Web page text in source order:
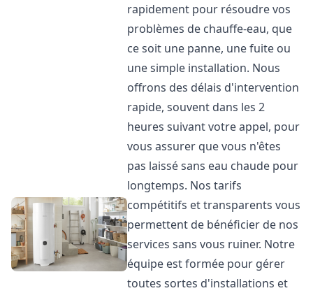
rapidement pour résoudre vos
problèmes de chauffe-eau, que
ce soit une panne, une fuite ou
une simple installation. Nous
offrons des délais d'intervention
rapide, souvent dans les 2
heures suivant votre appel, pour
vous assurer que vous n'êtes
pas laissé sans eau chaude pour
longtemps. Nos tarifs
compétitifs et transparents vous
permettent de bénéficier de nos
services sans vous ruiner. Notre
équipe est formée pour gérer
toutes sortes d'installations et